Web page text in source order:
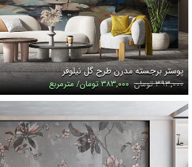
پوستر برجسته مدرن طرح گل نیلوفر
۳۹۳,۰۰۰ تومان
۳۸۳,۰۰۰ تومان/ مترمربع